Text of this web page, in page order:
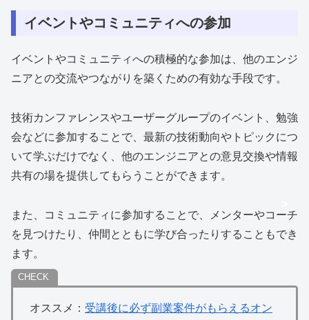
イベントやコミュニティへの参加
イベントやコミュニティへの積極的な参加は、他のエンジ
ニアとの交流やつながりを築くための有効な手段です。
技術カンファレンスやユーザーグループのイベント、勉強
会などに参加することで、最新の技術動向やトピックにつ
いて学ぶだけでなく、他のエンジニアとの意見交換や情報
共有の場を提供してもらうことができます。
また、コミュニティに参加することで、メンターやコーチ
を見つけたり、仲間とともに学び合ったりすることもでき
ます。
オススメ： 受講後に必ず副業案件がもらえるオン